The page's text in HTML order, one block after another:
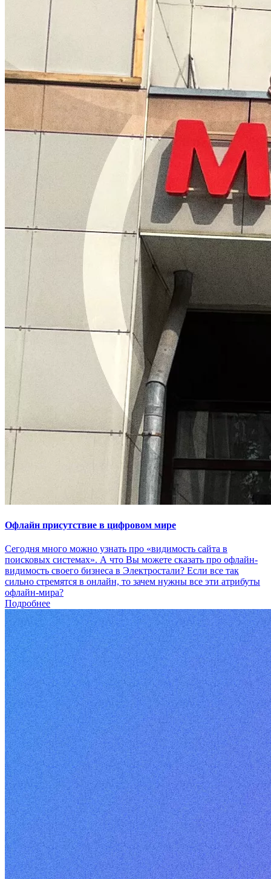
Офлайн присутствие в цифровом мире
Сегодня много можно узнать про «видимость сайта в
поисковых системах». А что Вы можете сказать про офлайн-
видимость своего бизнеса в Электростали? Если все так
сильно стремятся в онлайн, то зачем нужны все эти атрибуты
офлайн-мира?
Подробнее